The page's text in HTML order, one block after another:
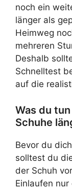
noch ein
länger als
Heimweg
mehreren
Deshalb
Schnelltest
auf die
Was du
Schuhe
Bevor du
solltest du
der Schuh
Einlaufen